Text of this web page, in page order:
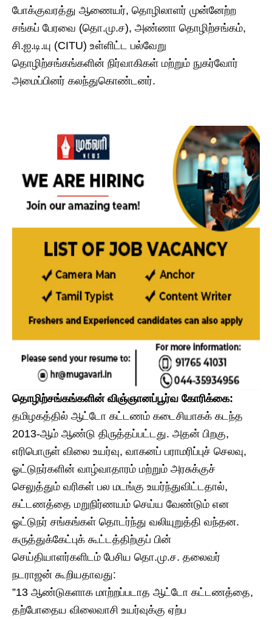
போக்குவரத்து ஆணையர், தொழிலாளர் முன்னேற்ற
சங்கப் பேரவை (தொ.மு.ச), அண்ணா தொழிற்சங்கம்,
சி.ஐ.டி.யு (CITU) உள்ளிட்ட பல்வேறு
தொழிற்சங்கங்களின் நிர்வாகிகள் மற்றும் நுகர்வோர்
அமைப்பினர் கலந்துகொண்டனர்.
தொழிற்சங்கங்களின் விஞ்ஞானப்பூர்வ கோரிக்கை:
​தமிழகத்தில் ஆட்டோ கட்டணம் கடைசியாகக் கடந்த
2013-ஆம் ஆண்டு திருத்தப்பட்டது. அதன் பிறகு,
எரிபொருள் விலை உயர்வு, வாகனப் பராமரிப்புச் செலவு,
ஓட்டுநர்களின் வாழ்வாதாரம் மற்றும் அரசுக்குச்
செலுத்தும் வரிகள் பல மடங்கு உயர்ந்துவிட்டதால்,
கட்டணத்தை மறுநிர்ணயம் செய்ய வேண்டும் என
ஓட்டுநர் சங்கங்கள் தொடர்ந்து வலியுறுத்தி வந்தன.
​கருத்துக்கேட்புக் கூட்டத்திற்குப் பின்
செய்தியாளர்களிடம் பேசிய தொ.மு.ச. தலைவர்
நடராஜன் கூறியதாவது:
​”13 ஆண்டுகளாக மாற்றப்படாத ஆட்டோ கட்டணத்தை,
தற்போதைய விலைவாசி உயர்வுக்கு ஏற்ப